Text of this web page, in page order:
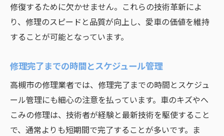
修復するために欠かせません。これらの技術革新によ
り、修理のスピードと品質が向上し、愛車の価値を維持
することが可能となっています。
修理完了までの時間とスケジュール管理
高槻市の修理業者では、修理完了までの時間とスケジュ
ール管理にも細心の注意を払っています。車のキズやへ
こみの修理は、技術者が経験と最新技術を駆使すること
で、通常よりも短期間で完了することが多いです。ま